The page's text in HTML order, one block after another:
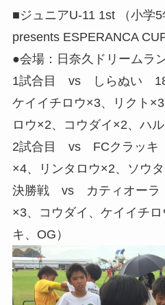
■ジュニアU-11 1st （小
presents ESPERANCA
●会場：日奈久ドリームラ
1試合目 vs しらぬい
ケイイチロウ×3、リクト
ロウ×2、コウダイ×2、ハル
2試合目 vs FCクラッ
×4、リンタロウ×2、ソウタ
決勝戦 vs カティオー
×3、コウダイ、ケイイチ
キ、OG）